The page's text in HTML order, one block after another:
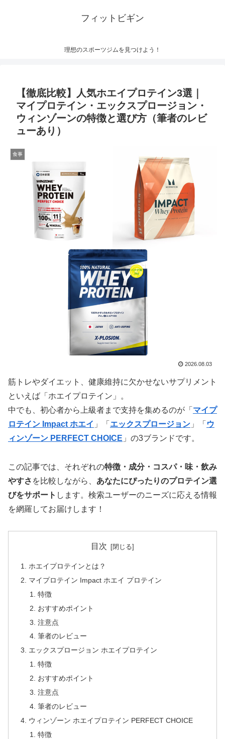
フィットビギン
理想のスポーツジムを見つけよう！
【徹底比較】人気ホエイプロテイン3選｜
マイプロテイン・エックスプロージョン・
ウィンゾーンの特徴と選び方（筆者のレビ
ューあり）
食事
2026.08.03
筋トレやダイエット、健康維持に欠かせないサプリメント
といえば「ホエイプロテイン」。
中でも、初心者から上級者まで支持を集めるのが「 マイプ
ロテイン Impact ホエイ 」「 エックスプロージョン 」「 ウ
ィンゾーン PERFECT CHOICE 」の3ブランドです。
この記事では、それぞれの特徴・成分・コスパ・味・飲み
やすさ を比較しながら、 あなたにぴったりのプロテイン選
びをサポート します。検索ユーザーのニーズに応える情報
を網羅してお届けします！
目次
ホエイプロテインとは？
マイプロテイン Impact ホエイ プロテイン
特徴
おすすめポイント
注意点
筆者のレビュー
エックスプロージョン ホエイプロテイン
特徴
おすすめポイント
注意点
筆者のレビュー
ウィンゾーン ホエイプロテイン PERFECT CHOICE
特徴